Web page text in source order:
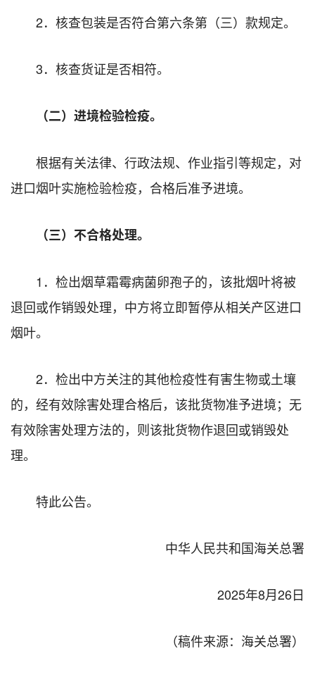
2．核查包装是否符合第六条第（三）款规定。
3．核查货证是否相符。
（二）进境检验检疫。
根据有关法律、行政法规、作业指引等规定，对
进口烟叶实施检验检疫，合格后准予进境。
（三）不合格处理。
1．检出烟草霜霉病菌卵孢子的，该批烟叶将被
退回或作销毁处理，中方将立即暂停从相关产区进口
烟叶。
2．检出中方关注的其他检疫性有害生物或土壤
的，经有效除害处理合格后，该批货物准予进境；无
有效除害处理方法的，则该批货物作退回或销毁处
理。
特此公告。
中华人民共和国海关总署
2025年8月26日
（稿件来源：海关总署）